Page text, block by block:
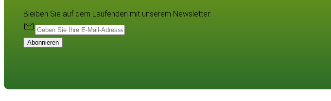
Bleiben Sie auf dem Laufenden mit unserem Newsletter:
Abonnieren